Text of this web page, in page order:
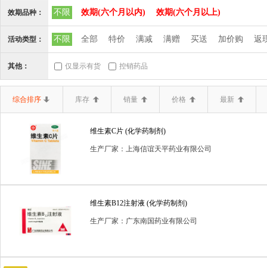
三类器械.6810矫 三类器械.6813计 三类器械.6815注
三类器械.6827中 三类器械.6832医 三类器械.6834医
三类器械.6864医 三类器械.6865医
二类器械.10输血、 二类器械.12 二类器械.13无源植
二类器械.19医用康
二类器械.6807胸
二类器械.6834医 二类器械.6840临
效期品种： 不限 效期(六个月以内) 效期(六个月以上)
活动类型： 不限 全部 特价 满减 满赠 买送 加价购 返
其他： 仅显示有货 控销药品
综合排序 库存 销量 价格 最新
维生素C片 (化学药制剂)
生产厂家：上海信谊天平药业有限公司
维生素B12注射液 (化学药制剂)
生产厂家：广东南国药业有限公司